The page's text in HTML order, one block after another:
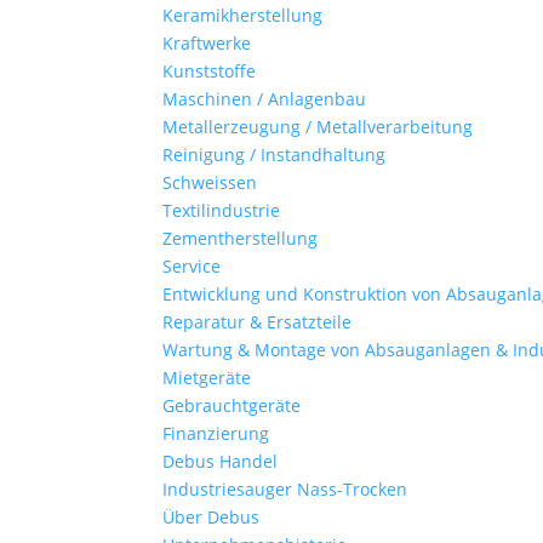
Keramikherstellung
Kraftwerke
Kunststoffe
Maschinen / Anlagenbau
Metallerzeugung / Metallverarbeitung
Reinigung / Instandhaltung
Schweissen
Textilindustrie
Zementherstellung
Service
Entwicklung und Konstruktion von
Reparatur & Ersatzteile
Wartung & Montage von Absauganlagen &
Mietgeräte
Gebrauchtgeräte
Finanzierung
Debus Handel
Industriesauger Nass-Trocken
Über Debus